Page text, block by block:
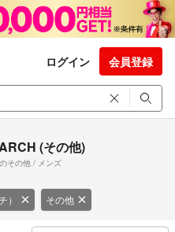
ログイン 会員登録
(その他)
その他 / メンズ
） その他